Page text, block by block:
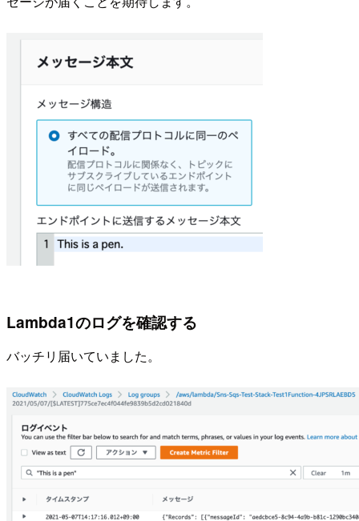
Lambda1のログを確認する
バッチリ届いていました。